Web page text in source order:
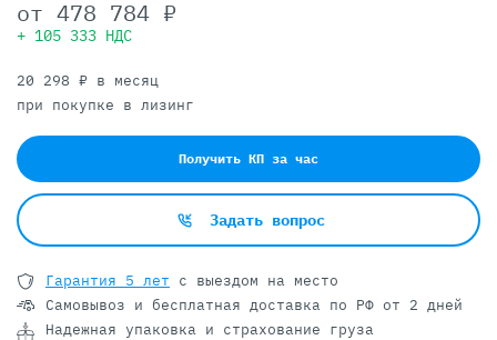
от 478 784 ₽
+ 105 333 НДС
20 298 ₽ в месяц
при покупке в лизинг
Получить КП за час
Задать вопрос
Гарантия 5 лет с выездом на место
Самовывоз и бесплатная доставка по РФ от 2 дней
Надежная упаковка и страхование груза